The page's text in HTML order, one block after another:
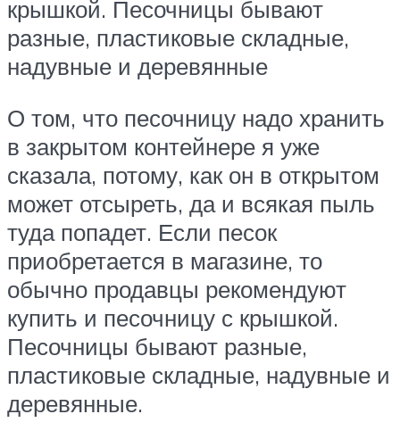
крышкой. Песочницы бывают
разные, пластиковые складные,
надувные и деревянные
О том, что песочницу надо хранить
в закрытом контейнере я уже
сказала, потому, как он в открытом
может отсыреть, да и всякая пыль
туда попадет. Если песок
приобретается в магазине, то
обычно продавцы рекомендуют
купить и песочницу с крышкой.
Песочницы бывают разные,
пластиковые складные, надувные и
деревянные.